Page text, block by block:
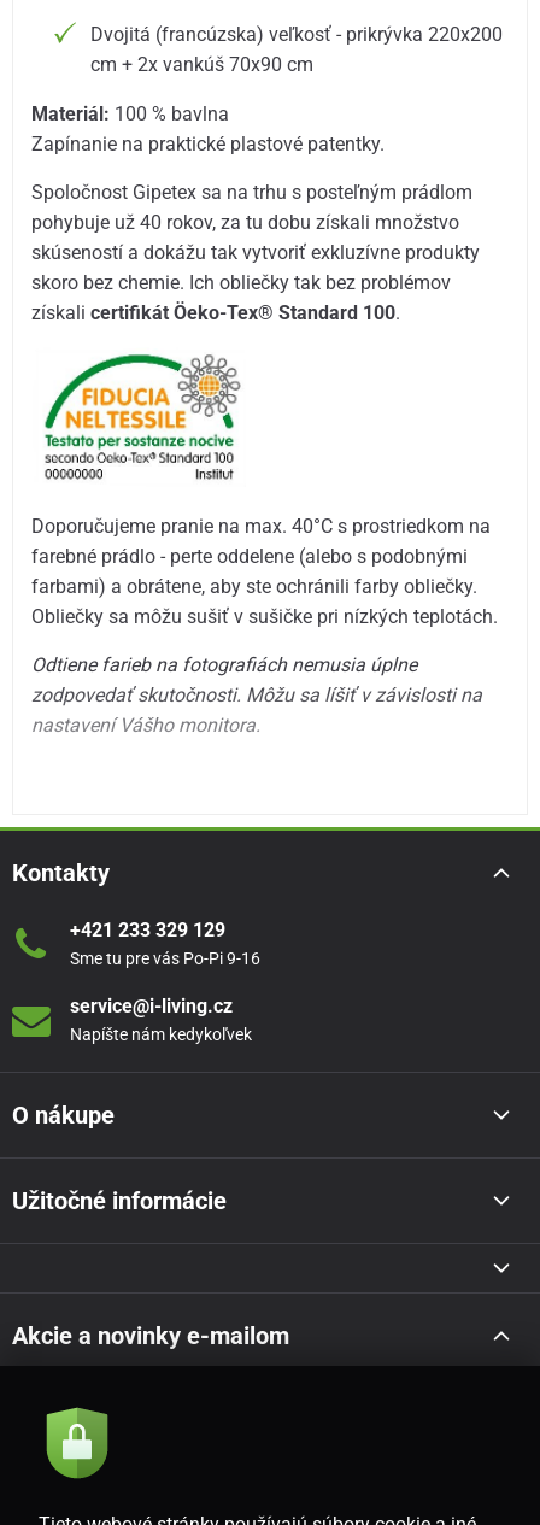
Dvojitá (francúzska) veľkosť - prikrývka 220x200
cm + 2x vankúš 70x90 cm
Materiál: 100 % bavlna
Zapínanie na praktické plastové patentky.
Spoločnost Gipetex sa na trhu s posteľným prádlom
pohybuje už 40 rokov, za tu dobu získali množstvo
skúseností a dokážu tak vytvoriť exkluzívne produkty
skoro bez chemie. Ich obliečky tak bez problémov
získalicertifikát Öeko-Tex® Standard 100.
Doporučujeme pranie na max. 40°C s prostriedkom na
farebné prádlo - perte oddelene (alebo s podobnými
farbami) a obrátene, aby ste ochránili farby obliečky.
Obliečky sa môžu sušiť v sušičke pri nízkých teplotách.
Odtiene farieb na fotografiách nemusia úplne
zodpovedať skutočnosti. Môžu sa líšiť v závislosti na
nastavení Vášho monitora.
Kontakty
+421 233 329 129
Sme tu pre vás Po-Pi 9-16
service@i-living.cz
Napíšte nám kedykoľvek
O nákupe
Užitočné informácie
Akcie a novinky e-mailom
Súhlasím so